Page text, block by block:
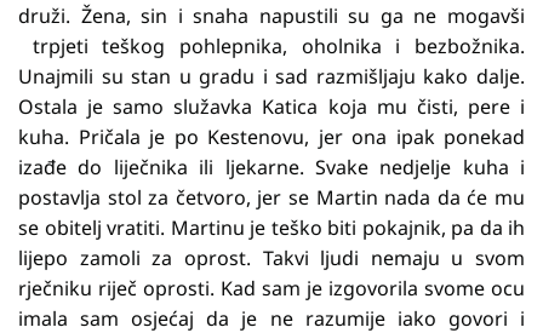
druži. Žena, sin i snaha napustili su ga ne mogavši
trpjeti teškog pohlepnika, oholnika i bezbožnika.
Unajmili su stan u gradu i sad razmišljaju kako dalje.
Ostala je samo služavka Katica koja mu čisti, pere i
kuha. Pričala je po Kestenovu, jer ona ipak ponekad
izađe do liječnika ili ljekarne. Svake nedjelje kuha i
postavlja stol za četvoro, jer se Martin nada da će mu
se obitelj vratiti. Martinu je teško biti pokajnik, pa da ih
lijepo zamoli za oprost. Takvi ljudi nemaju u svom
rječniku riječ oprosti. Kad sam je izgovorila svome ocu
imala sam osjećaj da je ne razumije iako govori i